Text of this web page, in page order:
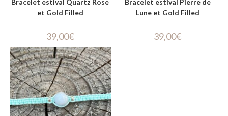
et Gold Filled
39,00€
Lune et Gold Filled
39,00€